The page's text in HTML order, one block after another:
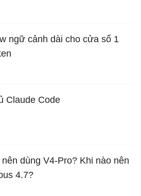
ngữ cảnh dài cho cửa sổ 1
Claude Code
dùng V4-Pro? Khi nào nên
4.7?